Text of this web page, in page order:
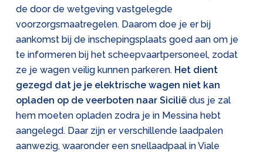
de door de wetgeving vastgelegde
voorzorgsmaatregelen. Daarom doe je er bij
aankomst bij de inschepingsplaats goed aan om je
te informeren bij het scheepvaartpersoneel, zodat
ze je wagen veilig kunnen parkeren. Het dient
gezegd dat je je elektrische wagen niet kan
opladen op de veerboten naar Sicilië dus je zal
hem moeten opladen zodra je in Messina hebt
aangelegd. Daar zijn er verschillende laadpalen
aanwezig, waaronder een snellaadpaal in Viale